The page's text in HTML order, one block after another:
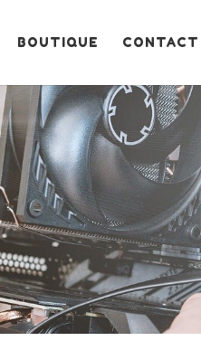
BOUTIQUE CONTACT